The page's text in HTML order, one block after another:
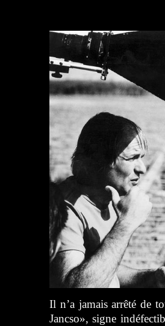
Il n’a jamais arrêté de
Jancso», signe